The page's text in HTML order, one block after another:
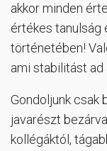
akkor minden
értékes tanulság
történetében!
ami stabilitást ad
Gondoljunk csak
javarészt
kollégáktól,